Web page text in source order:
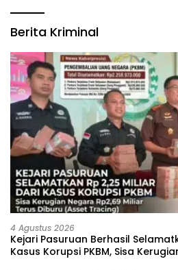
Berita Kriminal
4 Agustus 2026
Kejari Pasuruan Berhasil
Kasus Korupsi PKBM, Sisa